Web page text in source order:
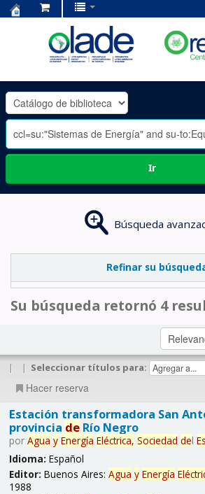
OLADE
-
Ir
Búsqueda
Refinar su
Su búsqueda retornó 4
| | Seleccionar títulos para:
Hacer reserva
Estación transformadora San
provincia deRío Negro
por Agua y Energía Eléctrica, Sociedad del
Idioma: Español
Editor: Buenos Aires: Agua y Energía
1988